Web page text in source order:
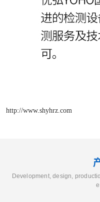
http://www.shyhrz.com
Development, design,